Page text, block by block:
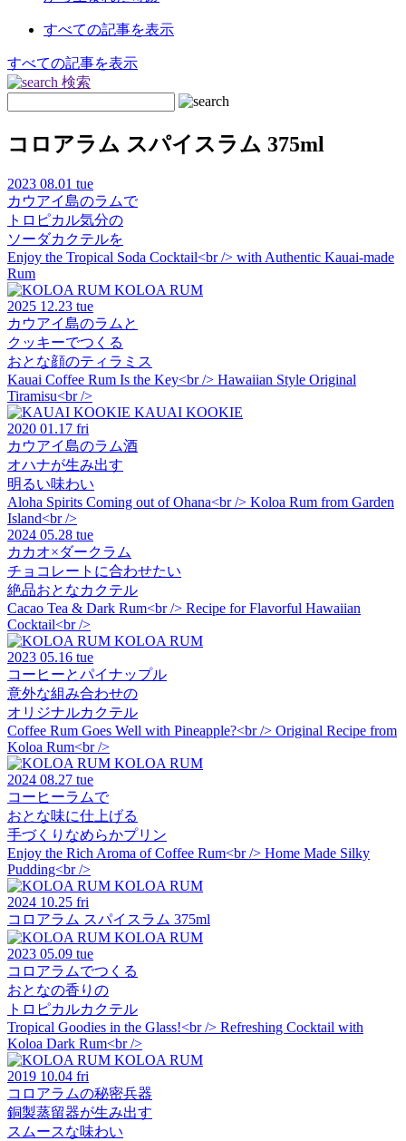
すべての記事を表示
すべての記事を表示
検索
コロアラム スパイスラム 375ml
2023 08.01 tue
カウアイ島のラムで
トロピカル気分の
ソーダカクテルを
Enjoy the Tropical Soda Cocktail<br /> with Authentic Kauai-made
Rum
KOLOA RUM
2025 12.23 tue
カウアイ島のラムと
クッキーでつくる
おとな顔のティラミス
Kauai Coffee Rum Is the Key<br /> Hawaiian Style Original
Tiramisu<br />
KAUAI KOOKIE
2020 01.17 fri
カウアイ島のラム酒
オハナが生み出す
明るい味わい
Aloha Spirits Coming out of Ohana<br /> Koloa Rum from Garden
Island<br />
2024 05.28 tue
カカオ×ダークラム
チョコレートに合わせたい
絶品おとなカクテル
Cacao Tea & Dark Rum<br /> Recipe for Flavorful Hawaiian
Cocktail<br />
KOLOA RUM
2023 05.16 tue
コーヒーとパイナップル
意外な組み合わせの
オリジナルカクテル
Coffee Rum Goes Well with Pineapple?<br /> Original Recipe from
Koloa Rum<br />
KOLOA RUM
2024 08.27 tue
コーヒーラムで
おとな味に仕上げる
手づくりなめらかプリン
Enjoy the Rich Aroma of Coffee Rum<br /> Home Made Silky
Pudding<br />
KOLOA RUM
2024 10.25 fri
コロアラム スパイスラム 375ml
KOLOA RUM
2023 05.09 tue
コロアラムでつくる
おとなの香りの
トロピカルカクテル
Tropical Goodies in the Glass!<br /> Refreshing Cocktail with
Koloa Dark Rum<br />
KOLOA RUM
2019 10.04 fri
コロアラムの秘密兵器
銅製蒸留器が生み出す
スムースな味わい